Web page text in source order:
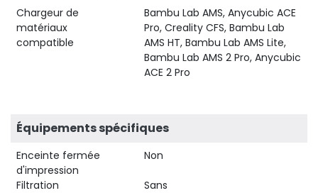
Chargeur de
matériaux
compatible
Bambu Lab AMS, Anycubic ACE
Pro, Creality CFS, Bambu Lab
AMS HT, Bambu Lab AMS Lite,
Bambu Lab AMS 2 Pro, Anycubic
ACE 2 Pro
Équipements spécifiques
Enceinte fermée
d'impression
Non
Filtration Sans